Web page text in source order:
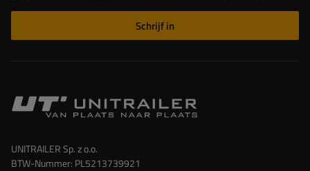
Schrijf in
UNITRAILER Sp. z o.o.
BTW-Nummer: PL5213739921